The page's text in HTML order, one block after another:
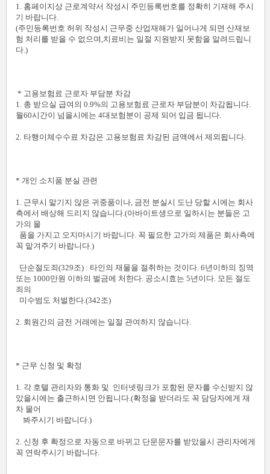
1. 홈페이지상 근로계약서 작성시 주민등록번호를 정확히 기재해 주시
기 바랍니다.
(주민등록번호 허위 작성시 근무중 산업재해가 일어나게 되면 산재보
험 처리를 받을 수 없으며,치료비는 일절 지원받지 못함을 알려드립니
다.)
* 고용보험료 근로자 부담분 차감
1. 총 받으실 급여의 0.9%의 고용보험료 근로자 부담분이 차감됩니다.
월60시간이 넘을시에는 4대보험분이 공제 되어 입금 됩니다.
2. 타행이체수수료 차감은 고용보험료 차감된 금액에서 제외됩니다.
* 개인 소지품 분실 관련
1. 근무시 맡기지 않은 귀중품이나, 금전 분실시 도난 당할 시에는 회사
측에서 배상해 드리지 않습니다.(아바이트생으로 일하시는 분들은 고
가의 물
품을 가지고 오지마시기 바랍니다. 꼭 필요한 고가의 제품은 회사측에
꼭 맡겨주기 바랍니다.)
단순절도죄(329조) : 타인의 재물을 절취하는 것이다. 6년이하의 징역
또는 1000만원 이하의 벌금에 처한다. 공소시효는 5년이다. 모든 절도
죄의
미수범도 처벌한다.(342조)
2. 회원간의 금전 거래에는 일절 관여하지 않습니다.
* 근무 신청 및 확정
1. 각 호텔 관리자와 통화 및 인터넷링크가 포함된 문자를 수신받지 않
았을시에는 출근하시면 안됩니다.(확정을 받더라도 꼭 담당자에게 재
차 물어
봐주시기 바랍니다.)
2. 신청 후 확정으로 자동으로 바뀌고 단문문자를 받았을시 관리자에게
꼭 연락주시기 바랍니다.